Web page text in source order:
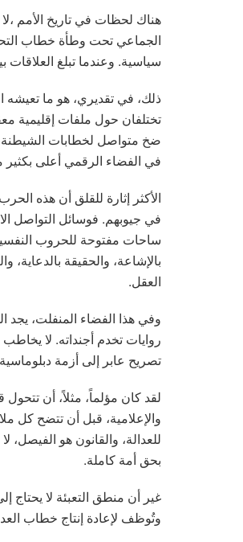
هناك لحظات في تاريخ الأمم
الجماعي تحت وطأة خطاب
سياسية. وعندما تبلغ
ذلك، في تقديري، هو ما تعيشه
تختلفان حول ملفات إقليمية
ضخ متواصل لخطابات الشيطنة،
في الفضاء الرقمي أعلى
الأكثر إثارة للقلق أن هذه
في جيوبهم. فوسائل التواصل
ساحات مفتوحة للحروب
بالإشاعة، والحقيقة بالدعاية،
العقل.
وفي هذا الفضاء المنفلت، يجد
روايات تخدم أجنداته. لا
تصريح عابر إلى أزمة
لقد كان مؤلماً، مثلاً، أن
والإعلامية، قبل أن تتضح كل
للعدالة، والقانون هو الفيصل،
بحق أمة كاملة.
غير أن منطق التعبئة لا يحتاج
وتُوظف لإعادة إنتاج خطاب